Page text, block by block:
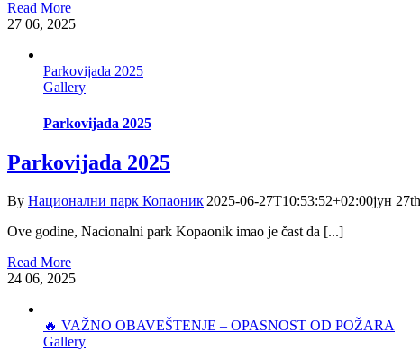
Read More
27 06, 2025
Parkovijada 2025
Gallery
Parkovijada 2025
Parkovijada 2025
By Национални парк Копаоник|2025-06-27T10:53:52+02:00јун
Ove godine, Nacionalni park Kopaonik imao je čast da [...]
Read More
24 06, 2025
🔥 VAŽNO OBAVEŠTENJE – OPASNOST OD POŽARA
Gallery